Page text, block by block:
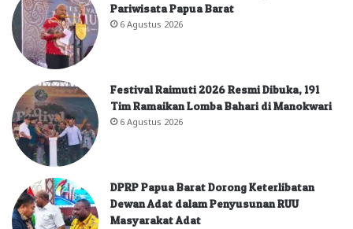
Pariwisata Papua Barat
6 Agustus 2026
Festival Raimuti 2026 Resmi Dibuka, 191
Tim Ramaikan Lomba Bahari di Manokwari
6 Agustus 2026
DPRP Papua Barat Dorong Keterlibatan
Dewan Adat dalam Penyusunan RUU
Masyarakat Adat